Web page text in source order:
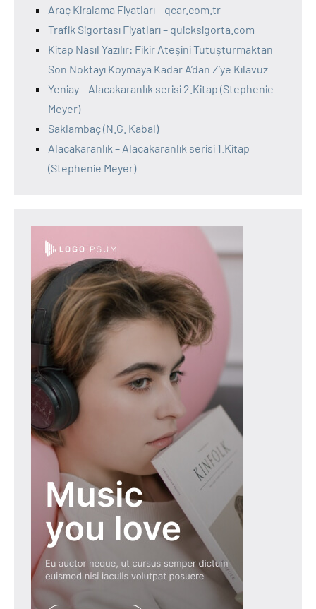
Araç Kiralama Fiyatları – qcar.com.tr
Trafik Sigortası Fiyatları – quicksigorta.com
Kitap Nasıl Yazılır: Fikir Ateşini Tutuşturmaktan
Son Noktayı Koymaya Kadar A’dan Z’ye Kılavuz
Yeniay – Alacakaranlık serisi 2.Kitap (Stephenie
Meyer)
Saklambaç (N.G. Kabal)
Alacakaranlık – Alacakaranlık serisi 1.Kitap
(Stephenie Meyer)